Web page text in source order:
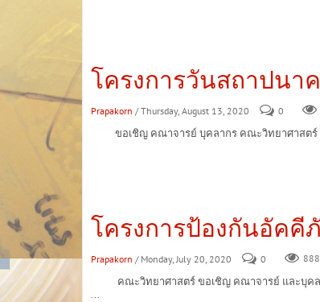
โครงการวันสถาปนา
Prapakorn / Thursday, August 13, 2020 0
ขอเชิญ คณาจารย์ บุคลากร คณะวิทยาศาสตร์ เข้
โครงการป้องกันอัคคี
Prapakorn / Monday, July 20, 2020 0 888
คณะวิทยาศาสตร์ ขอเชิญ คณาจารย์ และบุคลากร
...